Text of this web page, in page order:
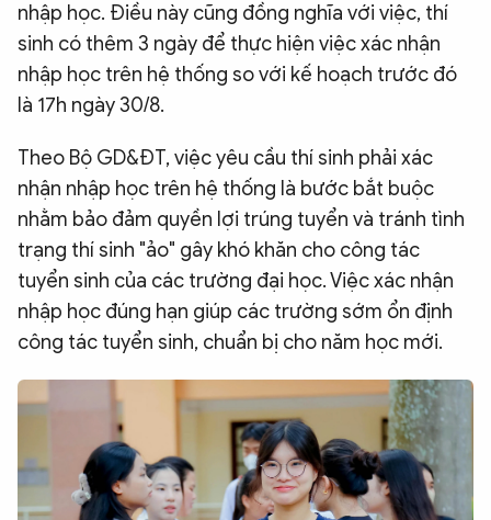
ĐA PHƯƠNG TIỆN
eMagazine
Podcast
Video
Infographic
Chuyên trangAn ninh thế giớiVăn nghệ Công an
Chuyên đề
nhập học. Điều này cũng đồng nghĩa với việc, thí
sinh có thêm 3 ngày để thực hiện việc xác nhận
nhập học trên hệ thống so với kế hoạch trước đó
là 17h ngày 30/8.
Theo Bộ GD&ĐT, việc yêu cầu thí sinh phải xác
nhận nhập học trên hệ thống là bước bắt buộc
nhằm bảo đảm quyền lợi trúng tuyển và tránh tình
trạng thí sinh "ảo" gây khó khăn cho công tác
tuyển sinh của các trường đại học. Việc xác nhận
nhập học đúng hạn giúp các trường sớm ổn định
công tác tuyển sinh, chuẩn bị cho năm học mới.